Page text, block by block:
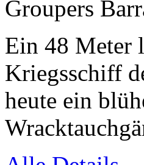
Groupers
Ein 48 Meter
Kriegsschiff
heute ein